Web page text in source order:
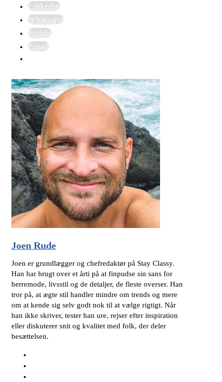
Linkedin
Whatsapp
Reddit
Email
Joen Rude
Joen er grundlægger og chefredaktør på Stay Classy.
Han har brugt over et årti på at finpudse sin sans for
herremode, livsstil og de detaljer, de fleste overser. Han
tror på, at ægte stil handler mindre om trends og mere
om at kende sig selv godt nok til at vælge rigtigt. Når
han ikke skriver, tester han ure, rejser efter inspiration
eller diskuterer snit og kvalitet med folk, der deler
besættelsen.